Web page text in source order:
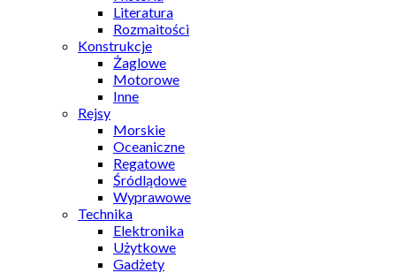
Literatura
Rozmaitości
Konstrukcje
Żaglowe
Motorowe
Inne
Rejsy
Morskie
Oceaniczne
Regatowe
Śródlądowe
Wyprawowe
Technika
Elektronika
Użytkowe
Gadżety